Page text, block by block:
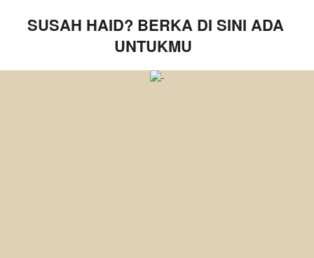
SUSAH HAID? BERKA DI SINI ADA
UNTUKMU